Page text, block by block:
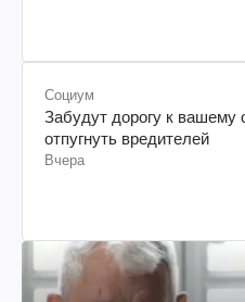
Социум
Забудут дорогу к вашему
отпугнуть вредителей
Вчера